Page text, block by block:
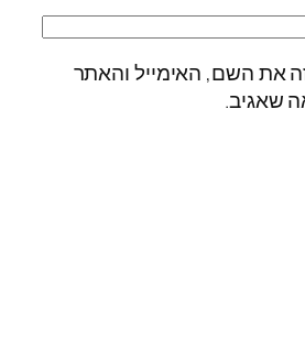
את השם, האימייל והאתר
שאגיב.